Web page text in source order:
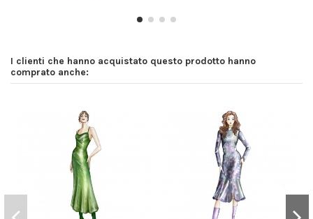
I clienti che hanno acquistato questo prodotto hanno
comprato anche: